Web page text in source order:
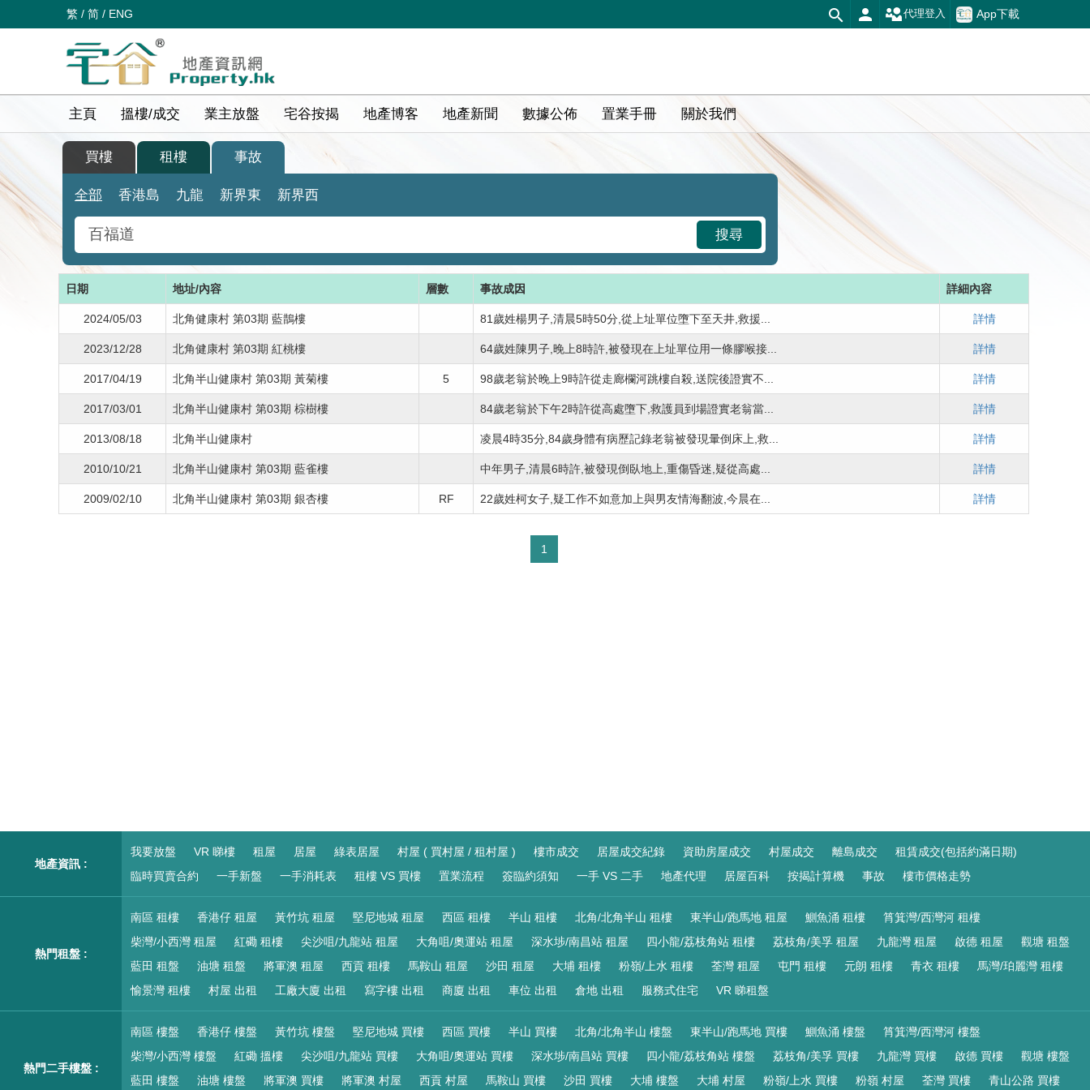
繁 / 简 / ENG App下載
代理登入
主頁 搵樓/成交 業主放盤 宅谷按揭 地產博客 地產新聞 數據公佈 置業手冊 關於我們
買樓 租樓 事故
全部 香港島 九龍 新界東 新界西
搜尋
日期 地址/內容 層數 事故成因 詳細內容
2024/05/03 北角健康村 第03期 藍鵲樓 81歲姓楊男子,清晨5時50分,從上址單位墮下至天井,救援... 詳情
2023/12/28 北角健康村 第03期 紅桃樓 64歲姓陳男子,晚上8時許,被發現在上址單位用一條膠喉接... 詳情
2017/04/19 北角半山健康村 第03期 黃菊樓 5 98歲老翁於晚上9時許從走廊欄河跳樓自殺,送院後證實不... 詳情
2017/03/01 北角半山健康村 第03期 棕樹樓 84歲老翁於下午2時許從高處墮下,救護員到場證實老翁當... 詳情
2013/08/18 北角半山健康村 凌晨4時35分,84歲身體有病歷記錄老翁被發現暈倒床上,救... 詳情
2010/10/21 北角半山健康村 第03期 藍雀樓 中年男子,清晨6時許,被發現倒臥地上,重傷昏迷,疑從高處... 詳情
2009/02/10 北角半山健康村 第03期 銀杏樓 RF 22歲姓柯女子,疑工作不如意加上與男友情海翻波,今晨在... 詳情
1
地產資訊 :
我要放盤 VR 睇樓 租屋 居屋 綠表居屋 村屋 ( 買村屋 / 租村屋 ) 樓市成交 居屋成交紀錄 資助房屋成交 村屋成交 離島成交
租賃成交(包括約滿日期)
臨時買賣合約
一手新盤 一手消耗表 租樓 VS 買樓 置業流程 簽臨約須知 一手 VS 二手 地產代理 居屋百科 按揭計算機 事故 樓市價格走勢
熱門租盤 :
南區 租樓 香港仔 租屋 黃竹坑 租屋 堅尼地城 租屋 西區 租樓 半山 租樓 北角/北角半山 租樓 東半山/跑馬地 租屋 鰂魚涌 租樓
筲箕灣/西灣河 租樓
柴灣/小西灣 租屋
紅磡 租樓 尖沙咀/九龍站 租屋 大角咀/奧運站 租屋 深水埗/南昌站 租屋 四小龍/荔枝角站 租樓 荔枝角/美孚 租屋 九龍灣 租屋 啟德 租屋
觀塘 租盤
藍田 租盤
油塘 租盤 將軍澳 租屋 西貢 租樓 馬鞍山 租屋 沙田 租屋 大埔 租樓 粉嶺/上水 租樓 荃灣 租屋 屯門 租樓 元朗 租樓 青衣 租樓
馬灣/珀麗灣 租樓
愉景灣 租樓
村屋 出租 工廠大廈 出租 寫字樓 出租 商廈 出租 車位 出租 倉地 出租 服務式住宅 VR 睇租盤
熱門二手樓盤 :
南區 樓盤 香港仔 樓盤 黃竹坑 樓盤 堅尼地城 買樓 西區 買樓 半山 買樓 北角/北角半山 樓盤 東半山/跑馬地 買樓 鰂魚涌 樓盤
筲箕灣/西灣河 樓盤
柴灣/小西灣 樓盤
紅磡 搵樓 尖沙咀/九龍站 買樓 大角咀/奧運站 買樓 深水埗/南昌站 買樓 四小龍/荔枝角站 樓盤 荔枝角/美孚 買樓 九龍灣 買樓 啟德 買樓
觀塘 樓盤
藍田 樓盤
油塘 樓盤 將軍澳 買樓 將軍澳 村屋 西貢 村屋 馬鞍山 買樓 沙田 買樓 大埔 樓盤 大埔 村屋 粉嶺/上水 買樓 粉嶺 村屋 荃灣 買樓 青山公路 買樓